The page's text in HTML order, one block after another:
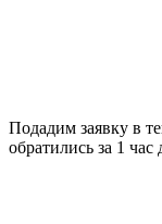
Подадим заявку в
обратились за 1